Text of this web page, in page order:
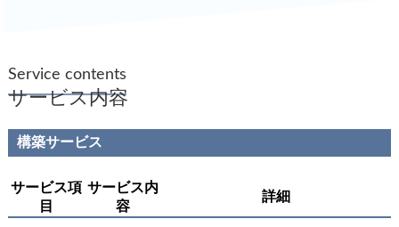
Service contents
サービス内容
構築サービス
サービス項
目
サービス内
容
詳細